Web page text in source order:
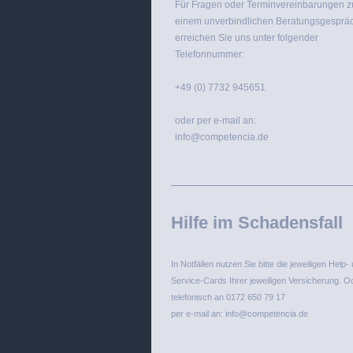
Für Fragen oder Terminvereinbarungen
einem unverbindlichen
erreichen Sie uns unter folgender
Telefonnummer:
+49 (0) 7732 945651
oder per e-mail an:
info@competencia.de
Hilfe im Schadensfall
In Notfällen nutzen Sie bitte die jeweiligen Help-
Service-Cards Ihrer jeweiligen Versicherung.
telefonisch an 0172 650 79 17
per e-mail an: info@competencia.de